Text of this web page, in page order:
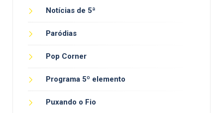
Notícias de 5ª
Paródias
Pop Corner
Programa 5º elemento
Puxando o Fio